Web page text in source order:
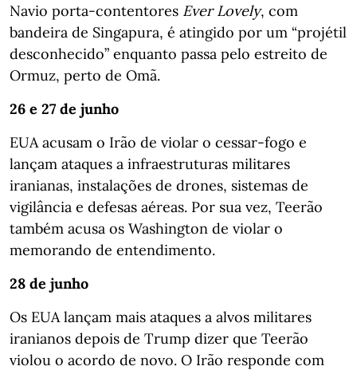
Navio porta-contentores Ever Lovely, com
bandeira de Singapura, é atingido por um “projétil
desconhecido” enquanto passa pelo estreito de
Ormuz, perto de Omã.
26 e 27 de junho
EUA acusam o Irão de violar o cessar-fogo e
lançam ataques a infraestruturas militares
iranianas, instalações de drones, sistemas de
vigilância e defesas aéreas. Por sua vez, Teerão
também acusa os Washington de violar o
memorando de entendimento.
28 de junho
Os EUA lançam mais ataques a alvos militares
iranianos depois de Trump dizer que Teerão
violou o acordo de novo. O Irão responde com